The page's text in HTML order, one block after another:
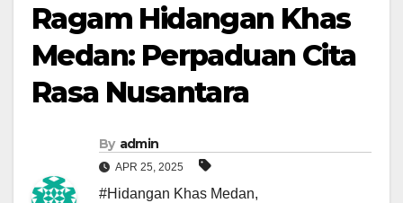
​Ragam Hidangan Khas
Medan: Perpaduan Cita
Rasa Nusantara
By admin
APR 25, 2025
#Hidangan Khas Medan,